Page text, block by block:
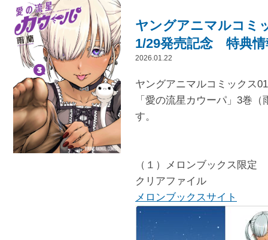
ヤングアニマルコ
1/29発売記念 特典情
2026.01.22
ヤングアニマルコミックス
「愛の流星カウーパ」3巻
す。
（１）メロンブックス限定
クリアファイル
メロンブックスサイト